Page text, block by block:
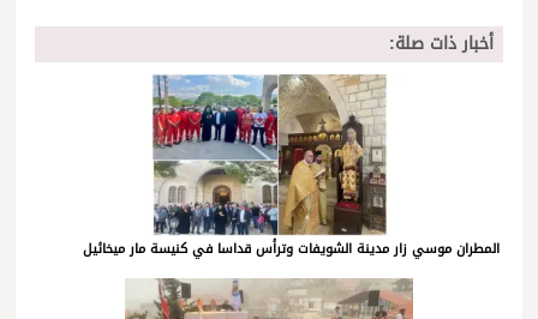
أخبار ذات صلة:
المطران موسي زار مدينة الشويفات وترأس قداسا في كنيسة مار ميخائيل